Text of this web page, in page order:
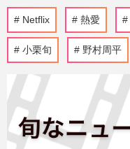
Netflix 熱愛
小栗旬 野村周平